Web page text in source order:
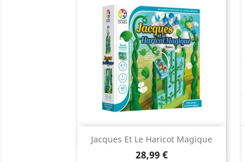
Jacques Et Le Haricot Magique
Prix
28,99 €
Aperçu rapide